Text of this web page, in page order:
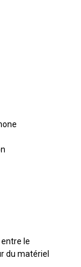
le
du matériel